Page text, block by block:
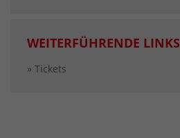
WEITERFÜHRENDE LINKS
» Tickets